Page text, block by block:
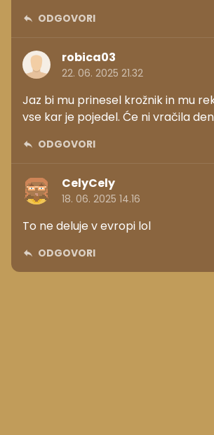
ODGOVORI
robica03
22. 06. 2025 21.32
Jaz bi mu prinesel krožnik in mu
vse kar je pojedel. Će ni vračila
ODGOVORI
CelyCely
18. 06. 2025 14.16
To ne deluje v evropi lol
ODGOVORI